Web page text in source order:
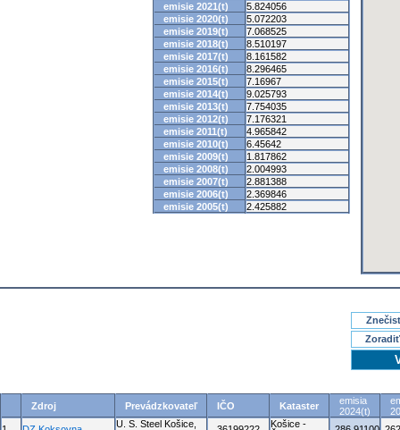
emisie 2021(t)
5.824056
emisie 2020(t)
5.072203
emisie 2019(t)
7.068525
emisie 2018(t)
8.510197
emisie 2017(t)
8.161582
emisie 2016(t)
8.296465
emisie 2015(t)
7.16967
emisie 2014(t)
9.025793
emisie 2013(t)
7.754035
emisie 2012(t)
7.176321
emisie 2011(t)
4.965842
emisie 2010(t)
6.45642
emisie 2009(t)
1.817862
emisie 2008(t)
2.004993
emisie 2007(t)
2.881388
emisie 2006(t)
2.369846
emisie 2005(t)
2.425882
Zdroj Prevádzkovateľ IČO Kataster
emisia
2024(t)
U. S. Steel Košice,
Košice -